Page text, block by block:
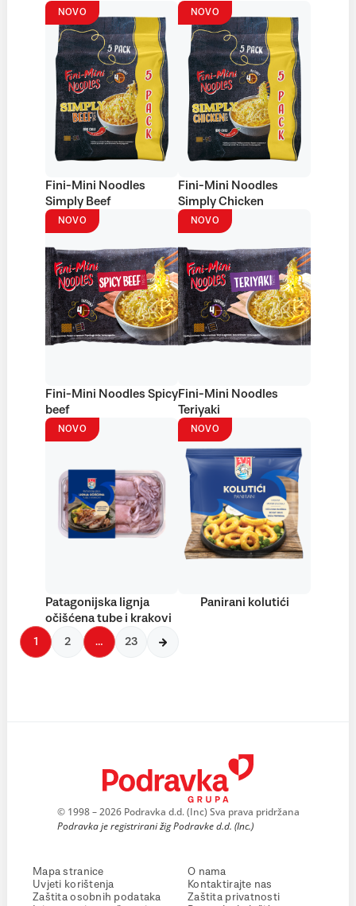
NOVO
Fini-Mini Noodles
Simply Beef
NOVO
Fini-Mini Noodles
Simply Chicken
NOVO
Fini-Mini Noodles Spicy
beef
NOVO
Fini-Mini Noodles
Teriyaki
NOVO
Patagonijska lignja
očišćena tube i krakovi
NOVO
Panirani kolutići
1 2 … 23
© 1998 – 2026 Podravka d.d. (Inc) Sva prava pridržana
Podravka je registrirani žig Podravke d.d. (Inc.)
Mapa stranice
Uvjeti korištenja
Zaštita osobnih podataka
O nama
Kontaktirajte nas
Zaštita privatnosti